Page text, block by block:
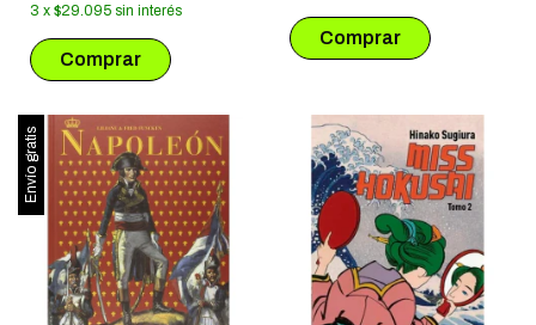
3 x $29.095 sin interés
Envío gratis